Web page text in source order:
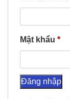
Mật khẩu *
Đăng nhập